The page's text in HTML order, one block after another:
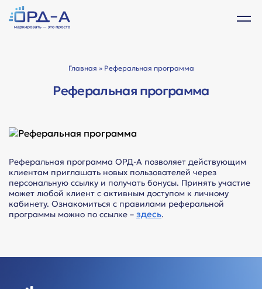
Главная » Реферальная программа
Реферальная программа
Реферальная программа ОРД-А позволяет действующим
клиентам приглашать новых пользователей через
персональную ссылку и получать бонусы. Принять участие
может любой клиент с активным доступом к личному
кабинету. Ознакомиться с правилами реферальной
программы можно по ссылке – здесь.